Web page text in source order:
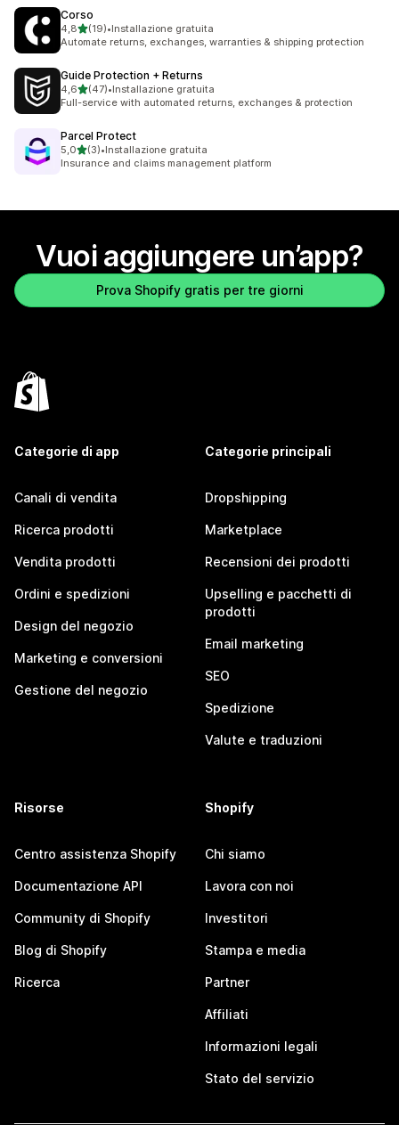
Corso
4,8stelle su 5
(19)
19 recensioni totali
•Installazione gratuita
Automate returns, exchanges, warranties & shipping protection
Guide Protection + Returns
4,6stelle su 5
(47)
47 recensioni totali
•Installazione gratuita
Full-service with automated returns, exchanges & protection
Parcel Protect
5,0stelle su 5
(3)
3 recensioni totali
•Installazione gratuita
Insurance and claims management platform
Vuoi aggiungere un’app?
Prova Shopify gratis per tre giorni
Categorie di app
Canali di vendita
Ricerca prodotti
Vendita prodotti
Ordini e spedizioni
Design del negozio
Marketing e conversioni
Gestione del negozio
Categorie principali
Dropshipping
Marketplace
Recensioni dei prodotti
Upselling e pacchetti di
prodotti
Email marketing
SEO
Spedizione
Valute e traduzioni
Risorse
Centro assistenza Shopify
Documentazione API
Community di Shopify
Blog di Shopify
Ricerca
Shopify
Chi siamo
Lavora con noi
Investitori
Stampa e media
Partner
Affiliati
Informazioni legali
Stato del servizio